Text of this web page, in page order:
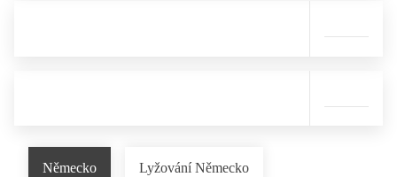
Německo Lyžování Německo